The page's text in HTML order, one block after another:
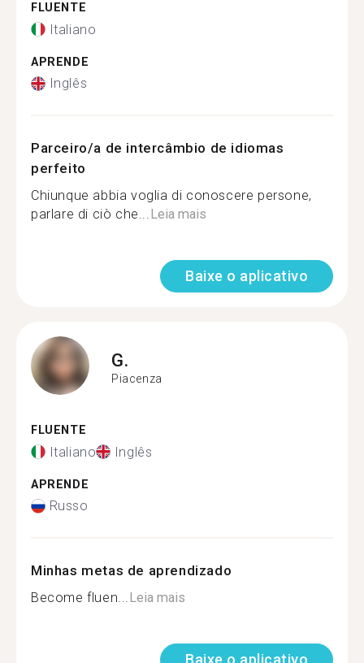
FLUENTE
Italiano
APRENDE
Inglês
Parceiro/a de intercâmbio de idiomas
perfeito
Chiunque abbia voglia di conoscere persone,
parlare di ciò che...Leia mais
Baixe o aplicativo
G.
Piacenza
FLUENTE
Italiano Inglês
APRENDE
Russo
Minhas metas de aprendizado
Become fluen...Leia mais
Baixe o aplicativo